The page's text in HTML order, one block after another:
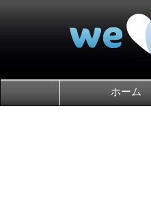
ホーム